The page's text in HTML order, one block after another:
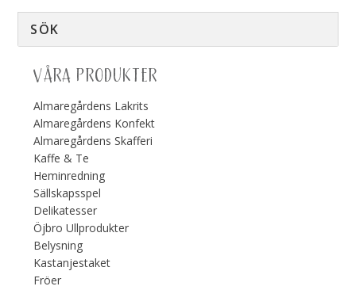
VÅRA PRODUKTER
Almaregårdens Lakrits
Almaregårdens Konfekt
Almaregårdens Skafferi
Kaffe & Te
Heminredning
Sällskapsspel
Delikatesser
Öjbro Ullprodukter
Belysning
Kastanjestaket
Fröer